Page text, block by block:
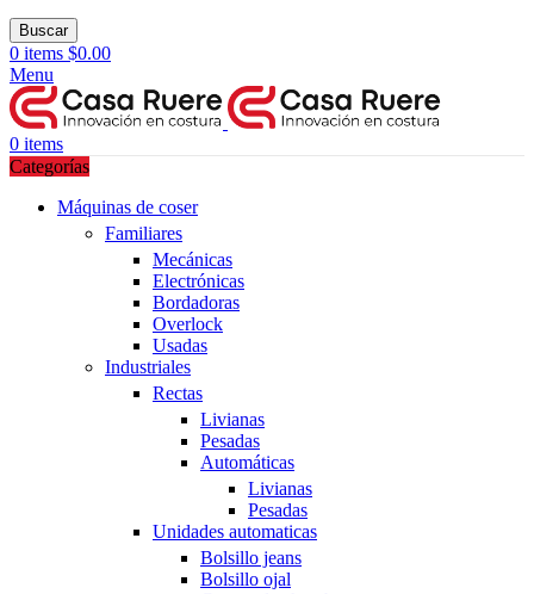
Buscar
0 items $0.00
Menu
0 items
Categorías
Máquinas de coser
Familiares
Mecánicas
Electrónicas
Bordadoras
Overlock
Usadas
Industriales
Rectas
Livianas
Pesadas
Automáticas
Livianas
Pesadas
Unidades automaticas
Bolsillo jeans
Bolsillo ojal